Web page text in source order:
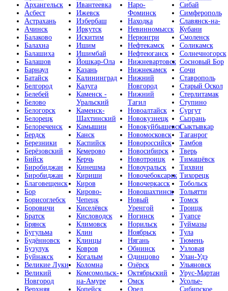
Архангельск
Асбест
Астрахань
Ачинск
Балаково
Балахна
Балашиха
Балашов
Барнаул
Батайск
Белгород
Белебей
Белово
Белогорск
Белорецк
Белореченск
Бердск
Березники
Берёзовский
Бийск
Биробиджан
Биробиджан
Благовещенск
Бор
Борисоглебск
Боровичи
Братск
Брянск
Бугульма
Будённовск
Бузулук
Буйнакск
Великие Луки
Великий
Новгород
Верхняя
Ивантеевка
Ижевск
Избербаш
Иркутск
Искитим
Ишим
Ишимбай
Йошкар-Ола
Казань
Калининград
Калуга
Каменск -
Уральский
Каменск-
Шахтинский
Камышин
Канск
Каспийск
Кемерово
Керчь
Кинешма
Кириши
Киров
Кирово-
Чепецк
Киселёвск
Кисловодск
Климовск
Клин
Клинцы
Ковров
Когалым
Коломна
Комсомольск-
на-Амуре
Копейск
Наро-
Фоминск
Находка
Невинномысск
Нерюнгри
Нефтекамск
Нефтеюганск
Нижневартовск
Нижнекамск
Нижний
Новгород
Нижний
Тагил
Новоалтайск
Новокузнецк
Новокуйбышевск
Новомосковск
Новороссийск
Новосибирск
Новотроицк
Новоуральск
Новочебоксарск
Новочеркасск
Новошахтинск
Новый
Уренгой
Ногинск
Норильск
Ноябрьск
Нягань
Обнинск
Одинцово
Озёрск
Октябрьский
Омск
Орел
Сибай
Симферополь
Славянск-на-
Кубани
Смоленск
Соликамск
Солнечногорск
Сосновый Бор
Сочи
Ставрополь
Старый Оскол
Стерлитамак
Ступино
Сургут
Сызрань
Сыктывкар
Таганрог
Тамбов
Тверь
Тимашёвск
Тихвин
Тихорецк
Тобольск
Тольятти
Томск
Троицк
Туапсе
Туймазы
Тула
Тюмень
Узловая
Улан-Удэ
Ульяновск
Урус-Мартан
Усолье-
Сибирское